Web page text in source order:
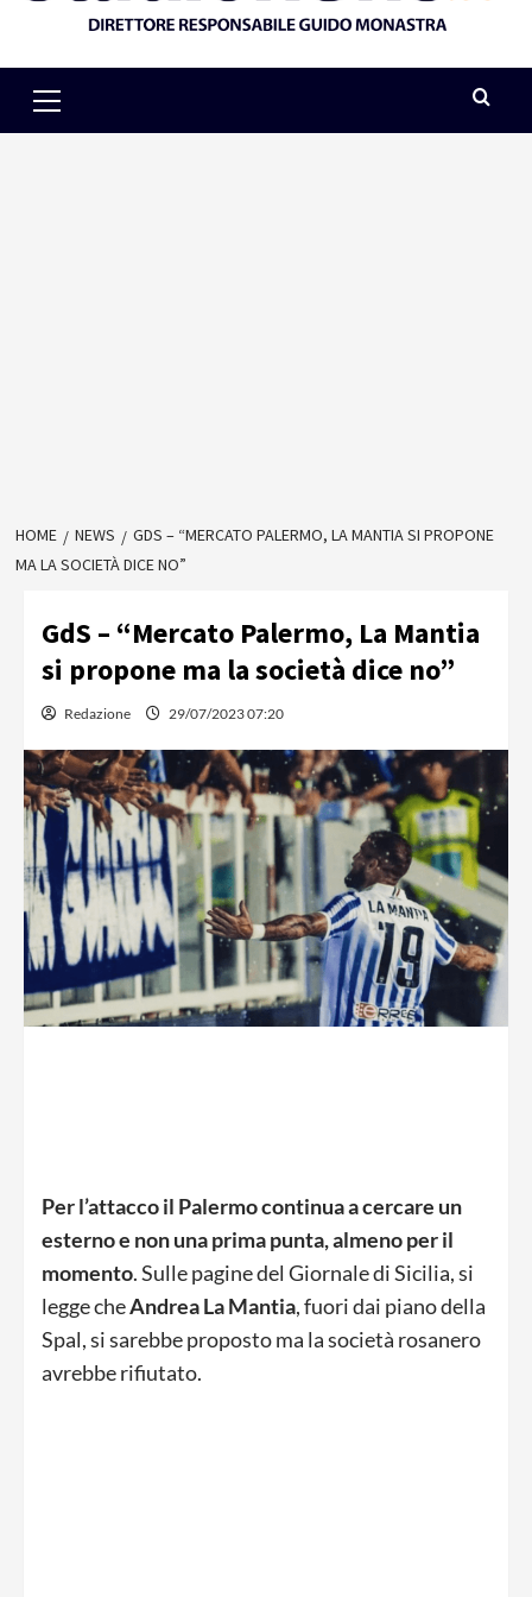
Menu
HOME NEWS
GDS – “MERCATO PALERMO, LA MANTIA SI PROPONE
MA LA SOCIETÀ DICE NO”
GdS – “Mercato Palermo, La Mantia
si propone ma la società dice no”
Redazione 29/07/2023 07:20
Per l’attacco il Palermo continua a cercare un
esterno e non una prima punta, almeno per il
momento. Sulle pagine del Giornale di Sicilia, si
legge cheAndrea La Mantia, fuori dai piano della
Spal, si sarebbe proposto ma la società rosanero
avrebbe rifiutato.